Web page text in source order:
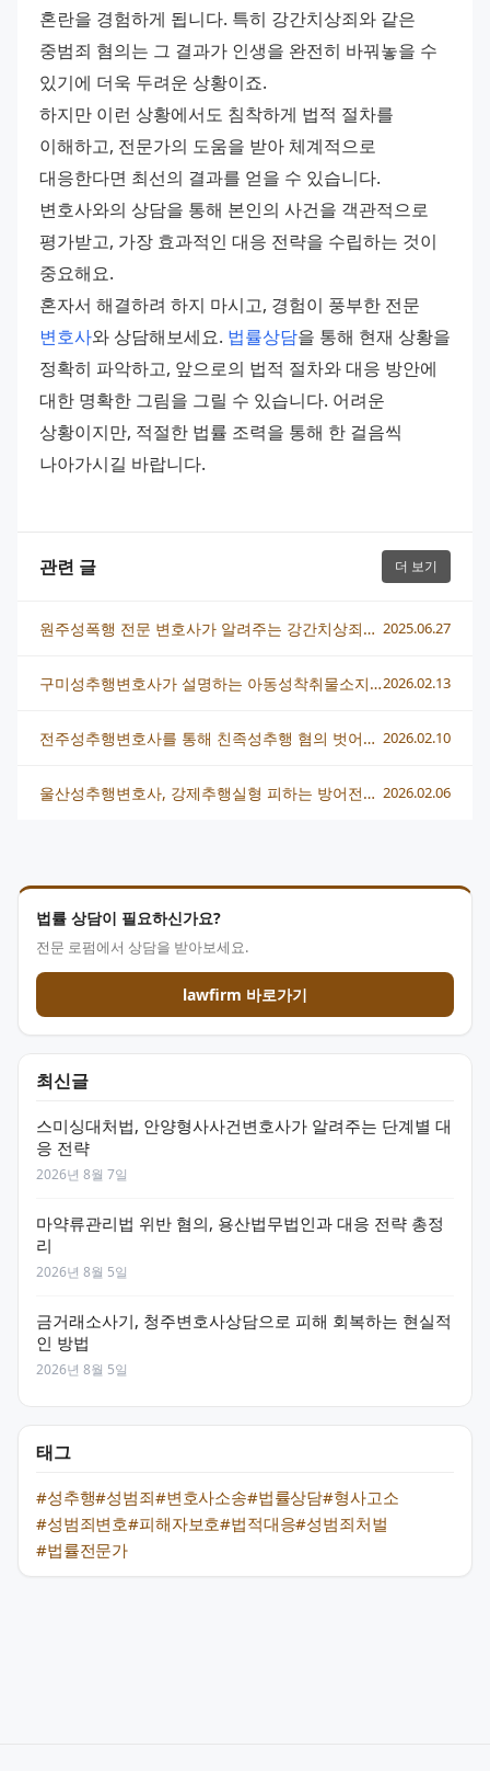
법률 상담이 필요하신가요?
전문 로펌에서 상담을 받아보세요.
lawfirm 바로가기
최신글
스미싱대처법, 안양형사사건변호사가 알려주는 단계별 대
응 전략
2026년 8월 7일
마약류관리법 위반 혐의, 용산법무법인과 대응 전략 총정
리
2026년 8월 5일
금거래소사기, 청주변호사상담으로 피해 회복하는 현실적
인 방법
2026년 8월 5일
태그
#성추행#성범죄#변호사소송#법률상담#형사고소
#성범죄변호#피해자보호#법적대응#성범죄처벌
#법률전문가
혼란을 경험하게 됩니다. 특히 강간치상죄와 같은
중범죄 혐의는 그 결과가 인생을 완전히 바꿔놓을 수
있기에 더욱 두려운 상황이죠.
하지만 이런 상황에서도 침착하게 법적 절차를
이해하고, 전문가의 도움을 받아 체계적으로
대응한다면 최선의 결과를 얻을 수 있습니다.
변호사와의 상담을 통해 본인의 사건을 객관적으로
평가받고, 가장 효과적인 대응 전략을 수립하는 것이
중요해요.
변호사와 상담해보세요. 법률상담을 통해 현재 상황을
정확히 파악하고, 앞으로의 법적 절차와 대응 방안에
대한 명확한 그림을 그릴 수 있습니다. 어려운
상황이지만, 적절한 법률 조력을 통해 한 걸음씩
나아가시길 바랍니다.
관련 글 더 보기
원주성폭행 전문 변호사가 알려주는 강간치상죄의 모든 것 2025.06.27
구미성추행변호사가 설명하는 아동성착취물소지 혐의와 법적 대응법2026.02.13
전주성추행변호사를 통해 친족성추행 혐의 벗어난 사례와 상담 포인트 2026.02.10
울산성추행변호사, 강제추행실형 피하는 방어전략 총정리 2026.02.06